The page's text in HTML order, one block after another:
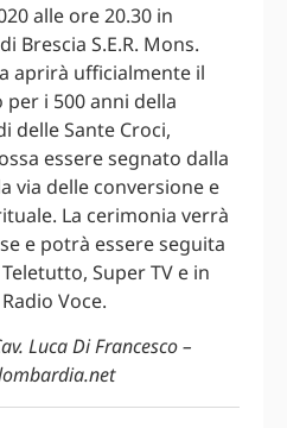
alle ore 20.30 in
Brescia S.E.R. Mons.
aprirà ufficialmente il
i 500 anni della
delle Sante Croci,
essere segnato dalla
via delle conversione e
La cerimonia verrà
e potrà essere seguita
Super TV e in
Voce.
Luca Di Francesco –